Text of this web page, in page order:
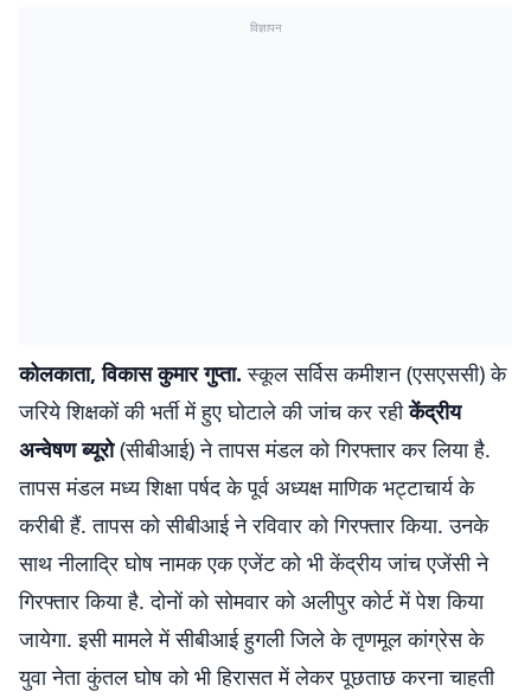
विज्ञापन
कोलकाता, विकास कुमार गुप्ता. स्कूल सर्विस कमीशन (एसएससी) के
जरिये शिक्षकों की भर्ती में हुए घोटाले की जांच कर रहीकेंद्रीय
अन्वेषण ब्यूरो(सीबीआई) ने तापस मंडल को गिरफ्तार कर लिया है.
तापस मंडल मध्य शिक्षा पर्षद के पूर्व अध्यक्ष माणिक भट्टाचार्य के
करीबी हैं. तापस को सीबीआई ने रविवार को गिरफ्तार किया. उनके
साथ नीलाद्रि घोष नामक एक एजेंट को भी केंद्रीय जांच एजेंसी ने
गिरफ्तार किया है. दोनों को सोमवार को अलीपुर कोर्ट में पेश किया
जायेगा. इसी मामले में सीबीआई हुगली जिले के तृणमूल कांग्रेस के
युवा नेता कुंतल घोष को भी हिरासत में लेकर पूछताछ करना चाहती